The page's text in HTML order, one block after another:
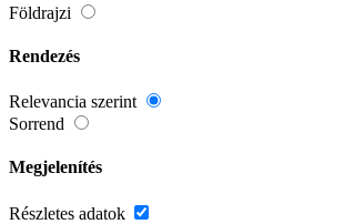
Földrajzi
Rendezés
Relevancia szerint
Sorrend
Megjelenítés
Részletes adatok